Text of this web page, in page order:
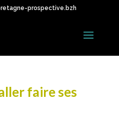
prospective.bzh
faire ses